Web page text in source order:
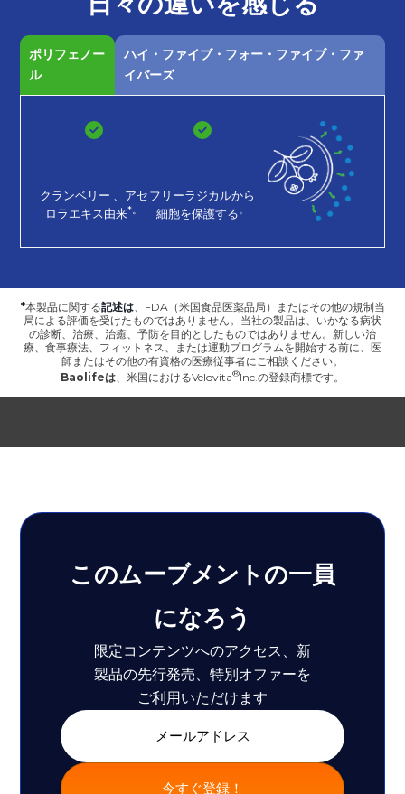
ポリフェノー
ル
ハイ・ファイブ・フォー・ファイブ・ファ
イバーズ
クランベリー 、アセ
ロラエキス由来*。
フリーラジカルから
細胞を保護する。
*本製品に関する記述は、FDA（米国食品医薬品局）またはその他の規制当
局による評価を受けたものではありません。当社の製品は、いかなる病状
の診断、治療、治癒、予防を目的としたものではありません。新しい治
療、食事療法、フィットネス、または運動プログラムを開始する前に、医
師またはその他の有資格の医療従事者にご相談ください。
Baolifeは、 米国におけるVelovita Inc.の登録商標です。
このムーブメントの一員
になろう
限定コンテンツへのアクセス、新
製品の先行発売、特別オファーを
ご利用いただけます